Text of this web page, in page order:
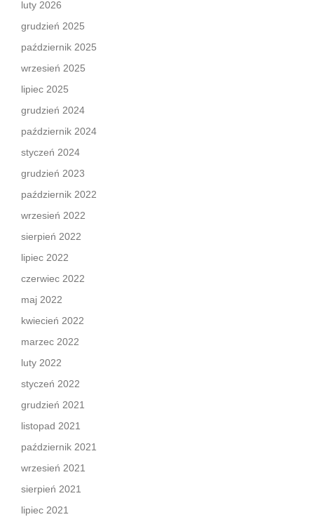
luty 2026
grudzień 2025
październik 2025
wrzesień 2025
lipiec 2025
grudzień 2024
październik 2024
styczeń 2024
grudzień 2023
październik 2022
wrzesień 2022
sierpień 2022
lipiec 2022
czerwiec 2022
maj 2022
kwiecień 2022
marzec 2022
luty 2022
styczeń 2022
grudzień 2021
listopad 2021
październik 2021
wrzesień 2021
sierpień 2021
lipiec 2021